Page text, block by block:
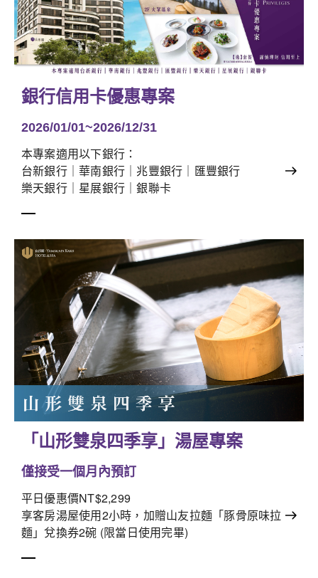
銀行信用卡優惠專案
2026/01/01~2026/12/31
本專案適用以下銀行：
台新銀行｜華南銀行｜兆豐銀行｜匯豐銀行
樂天銀行｜星展銀行｜銀聯卡
「山形雙泉四季享」湯屋專案
僅接受一個月內預訂
平日優惠價NT$2,299
享客房湯屋使用2小時，加贈山友拉麵「豚骨原味拉
麵」兌換券2碗 (限當日使用完畢)